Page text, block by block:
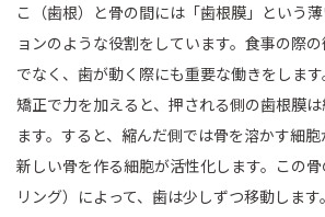
こ（歯根）と骨の間には「歯根膜」という
ョンのような役割をしています。食事の際
でなく、歯が動く際にも重要な働きをします
矯正で力を加えると、押される側の歯根膜
ます。すると、縮んだ側では骨を溶かす細
新しい骨を作る細胞が活性化します。この
リング）によって、歯は少しずつ移動します。